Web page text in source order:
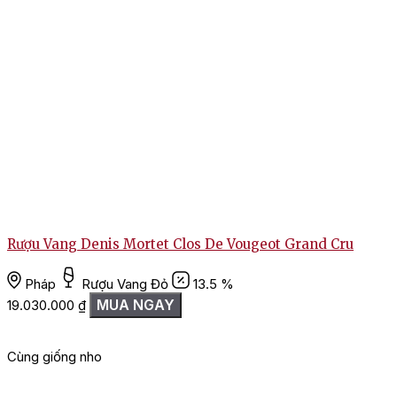
Cantenac Brown Margaux 2018, 2019”
Bạn phảiđăng nhậpđể gửi đánh giá.
Rượu Vang Denis Mortet Clos De Vougeot Grand Cru
Pháp Rượu Vang Đỏ
13.5 %
19.030.000 ₫ MUA NGAY
Cùng giống nho